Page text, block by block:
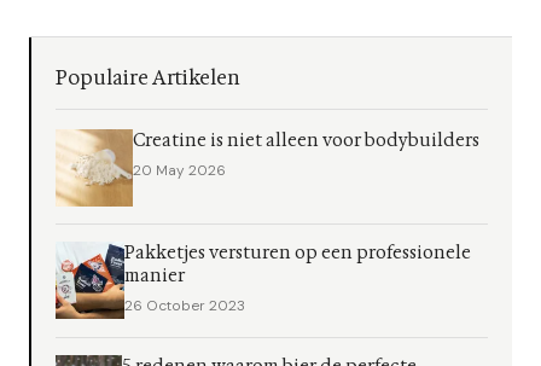
Populaire Artikelen
Creatine is niet alleen voor bodybuilders
20 May 2026
Pakketjes versturen op een professionele
manier
26 October 2023